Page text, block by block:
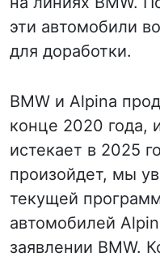
эти автомобили
для доработки.
BMW и Alpina
конце 2020 года,
истекает в 2025
произойдет, мы
текущей
автомобилей
заявлении BMW.